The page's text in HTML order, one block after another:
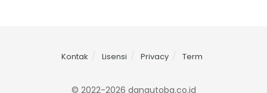
Kontak Lisensi Privacy Term
© 2022-2026 danautoba.co.id